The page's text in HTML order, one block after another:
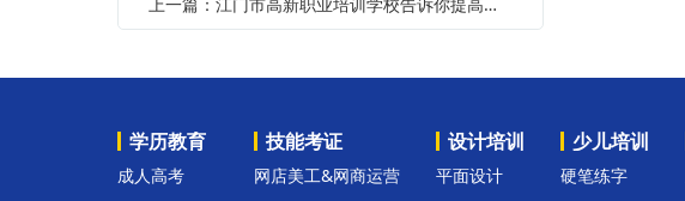
学历教育
成人高考
技能考证
网店美工&网商运营
设计培训
平面设计
少儿培训
硬笔练字